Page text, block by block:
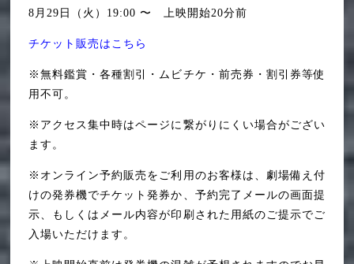
8月29日（火）19:00 〜 上映開始20分前
チケット販売はこちら
※無料鑑賞・各種割引・ムビチケ・前売券・割引券等使
用不可。
※アクセス集中時はページに繋がりにくい場合がござい
ます。
※オンライン予約販売をご利用のお客様は、劇場備え付
けの発券機でチケット発券か、予約完了メールの画面提
示、もしくはメール内容が印刷された用紙のご提示でご
入場いただけます。